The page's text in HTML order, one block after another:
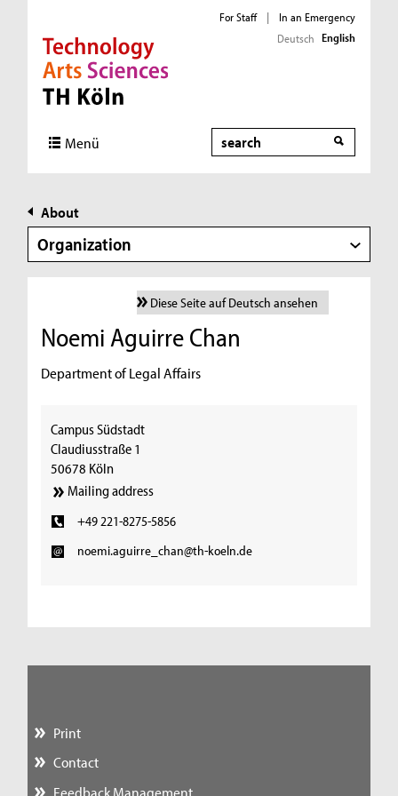
Direkt zur Hauptnavigation
Direkt zur Subnavigation
Direkt zum Inhalt
Direkt zum Fußbereich
For Staff |
In an Emergency
Deutsch English
Menü Search
About
Organization
Diese Seite auf Deutsch ansehen
Noemi Aguirre Chan
Department of Legal Affairs
Campus Südstadt
Claudiusstraße 1
50678 Köln
Mailing address
+49 221-8275-5856
noemi.aguirre_chan@th-koeln.de
Print
Contact
Feedback Management